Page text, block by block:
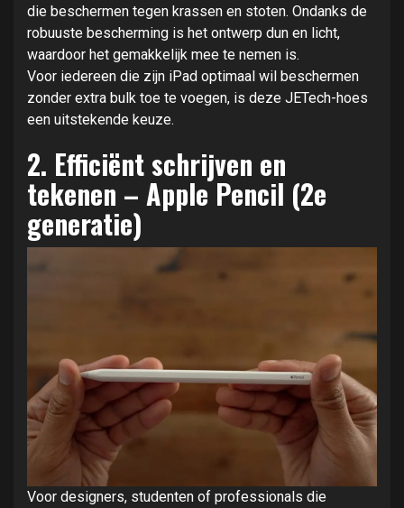
die beschermen tegen krassen en stoten. Ondanks de
robuuste bescherming is het ontwerp dun en licht,
waardoor het gemakkelijk mee te nemen is.
Voor iedereen die zijn iPad optimaal wil beschermen
zonder extra bulk toe te voegen, is deze JETech-hoes
een uitstekende keuze.
2. Efficiënt schrijven en
tekenen – Apple Pencil (2e
generatie)
Voor designers, studenten of professionals die